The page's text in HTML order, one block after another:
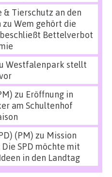
Tierschutz an den
zu Wem gehört die
Bettelverbot
Westfalenpark stellt
zu Eröffnung in
am Schultenhof
(PM) zu Mission
SPD möchte mit
in den Landtag